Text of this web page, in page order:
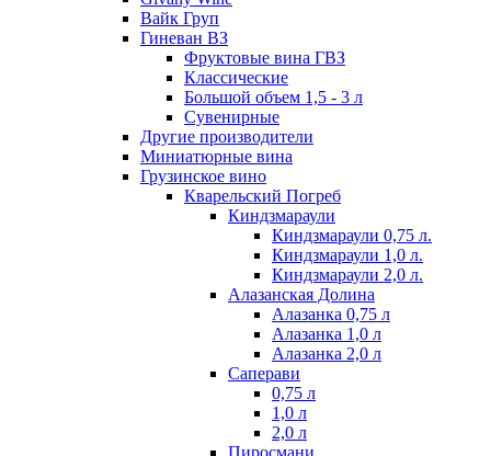
Вайк Груп
Гиневан ВЗ
Фруктовые вина ГВЗ
Классические
Большой объем 1,5 - 3 л
Сувенирные
Другие производители
Миниатюрные вина
Грузинское вино
Кварельский Погреб
Киндзмараули
Киндзмараули 0,75 л.
Киндзмараули 1,0 л.
Киндзмараули 2,0 л.
Алазанская Долина
Алазанка 0,75 л
Алазанка 1,0 л
Алазанка 2,0 л
Саперави
0,75 л
1,0 л
2,0 л
Пиросмани